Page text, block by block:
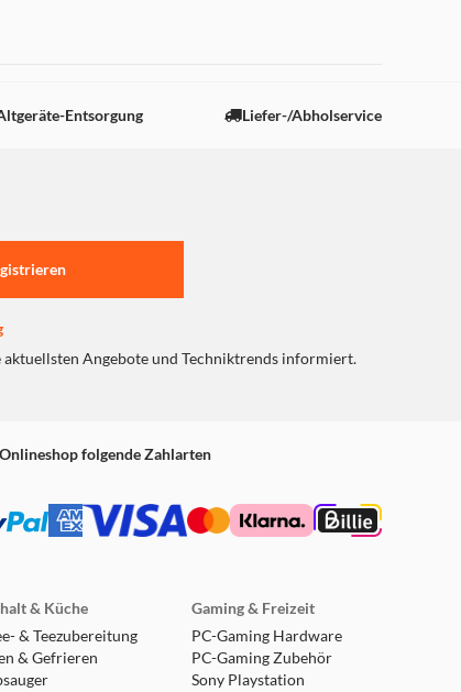
Entsorgung Liefer-/Abholservice
aktuellsten Angebote und Techniktrends informiert.
folgende Zahlarten
& Küche
& Teezubereitung
& Gefrieren
Gaming & Freizeit
PC-Gaming Hardware
PC-Gaming Zubehör
Sony Playstation